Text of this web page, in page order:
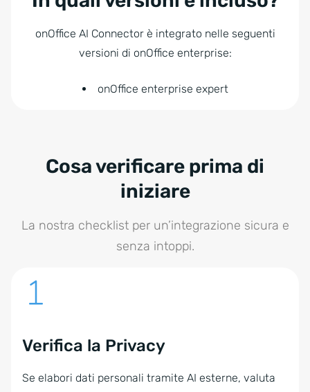
onOffice AI Connector è integrato nelle seguenti
versioni di onOffice enterprise:
onOffice enterprise expert
Cosa verificare prima di
iniziare
La nostra checklist per un’integrazione sicura e
senza intoppi.
Verifica la Privacy
Se elabori dati personali tramite AI esterne, valuta